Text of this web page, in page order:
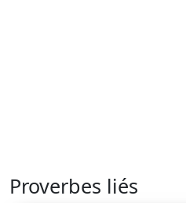
Proverbes liés